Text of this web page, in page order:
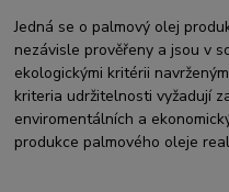
Jedná se o palmový olej
nezávisle prověřeny a jsou v
ekologickými kritérii
kriteria udržitelnosti vyžadují
enviromentálních a
produkce palmového oleje